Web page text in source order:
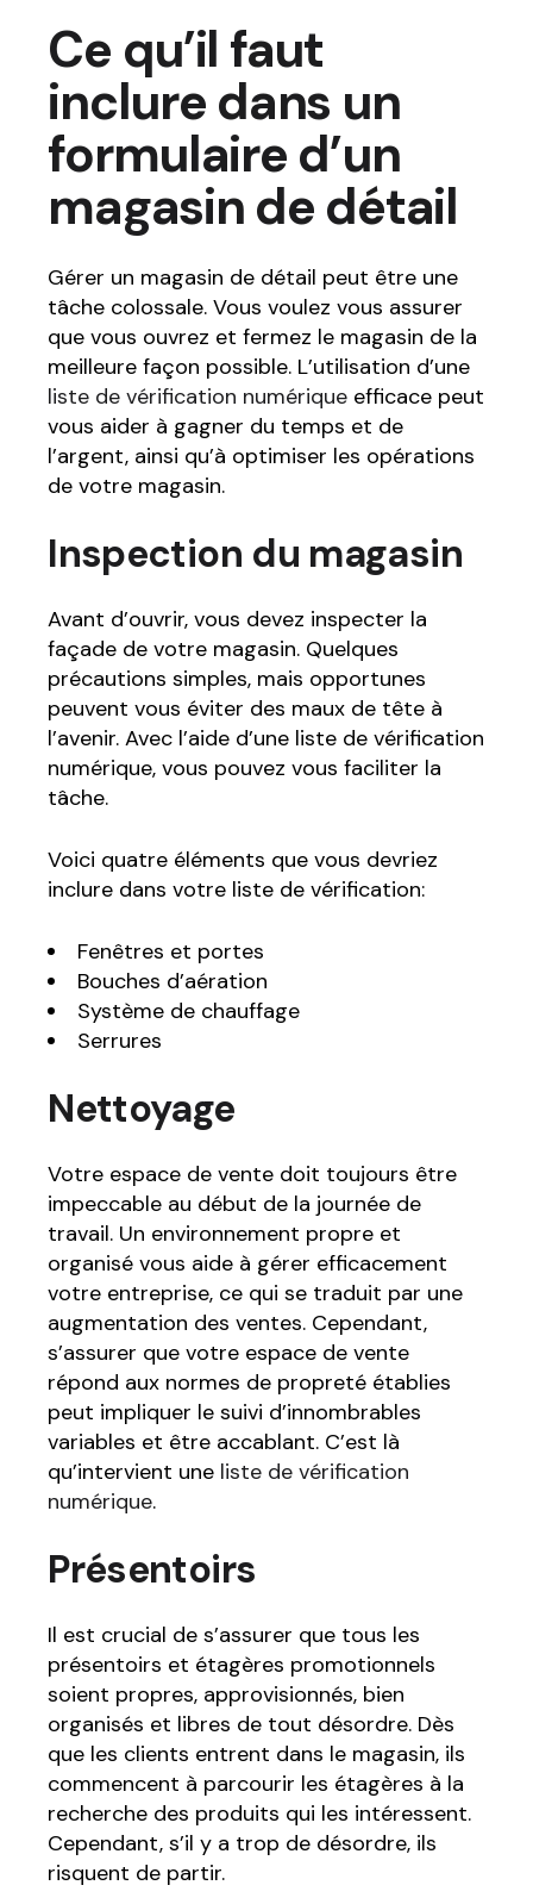
Ce qu’il faut
inclure dans un
formulaire d’un
magasin de détail
Gérer un magasin de détail peut être une
tâche colossale. Vous voulez vous assurer
que vous ouvrez et fermez le magasin de la
meilleure façon possible. L’utilisation d’une
liste de vérification numérique efficace peut
vous aider à gagner du temps et de
l’argent, ainsi qu’à optimiser les opérations
de votre magasin.
Inspection du magasin
Avant d’ouvrir, vous devez inspecter la
façade de votre magasin. Quelques
précautions simples, mais opportunes
peuvent vous éviter des maux de tête à
l’avenir. Avec l’aide d’une liste de vérification
numérique, vous pouvez vous faciliter la
tâche.
Voici quatre éléments que vous devriez
inclure dans votre liste de vérification:
Fenêtres et portes
Bouches d’aération
Système de chauffage
Serrures
Nettoyage
Votre espace de vente doit toujours être
impeccable au début de la journée de
travail. Un environnement propre et
organisé vous aide à gérer efficacement
votre entreprise, ce qui se traduit par une
augmentation des ventes. Cependant,
s’assurer que votre espace de vente
répond aux normes de propreté établies
peut impliquer le suivi d’innombrables
variables et être accablant. C’est là
qu’intervient une liste de vérification
numérique.
Présentoirs
Il est crucial de s’assurer que tous les
présentoirs et étagères promotionnels
soient propres, approvisionnés, bien
organisés et libres de tout désordre. Dès
que les clients entrent dans le magasin, ils
commencent à parcourir les étagères à la
recherche des produits qui les intéressent.
Cependant, s’il y a trop de désordre, ils
risquent de partir.